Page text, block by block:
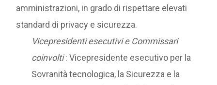
amministrazioni, in grado di rispettare elevati
standard di privacy e sicurezza.
Vicepresidenti esecutivi e Commissari
coinvolti: Vicepresidente esecutivo per la
Sovranità tecnologica, la Sicurezza e la